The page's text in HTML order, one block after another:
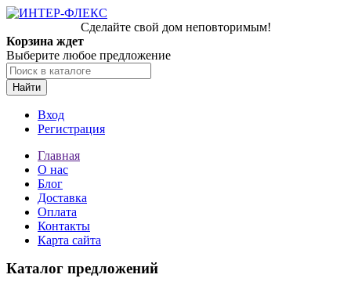
Сделайте свой дом неповторимым!
Корзина ждет
Выберите любое предложение
Найти
Вход
Регистрация
Главная
О нас
Блог
Доставка
Оплата
Контакты
Карта сайта
Каталог предложений